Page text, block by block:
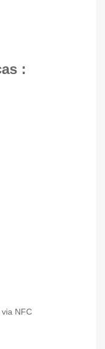
:
NFC